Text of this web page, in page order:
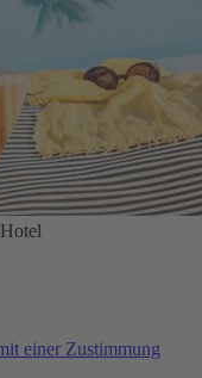
einer Zustimmung